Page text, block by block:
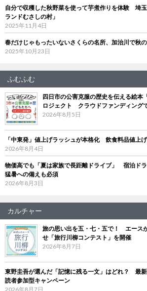
自分で収穫した秋野菜を使って芋煮作りを体験 埼
ランドむさしの村」
2025年11月4日
春だけじゃもったいないさくらの名所、加治川で秋
2025年10月23日
ふむふむ
四日市の公害克服の歴史を伝える絵本
ロジェクト クラウドファンディング
2026年8月5日
「中東発」値上げラッシュが本格化 飲食料品値上
2026年8月4日
物価高でも「夏は家族で長距離ドライブ」 宿泊ド
猛暑への備えも必須
2026年8月3日
カルチャー
旅の思い出を五・七・五で！ エース
せ「旅行川柳コンテスト」を開催
2026年8月7日
東野圭吾が選んだ「記憶に残る一文」はどれ？ 最
読者参加型キャンペーン
2026年8月7日